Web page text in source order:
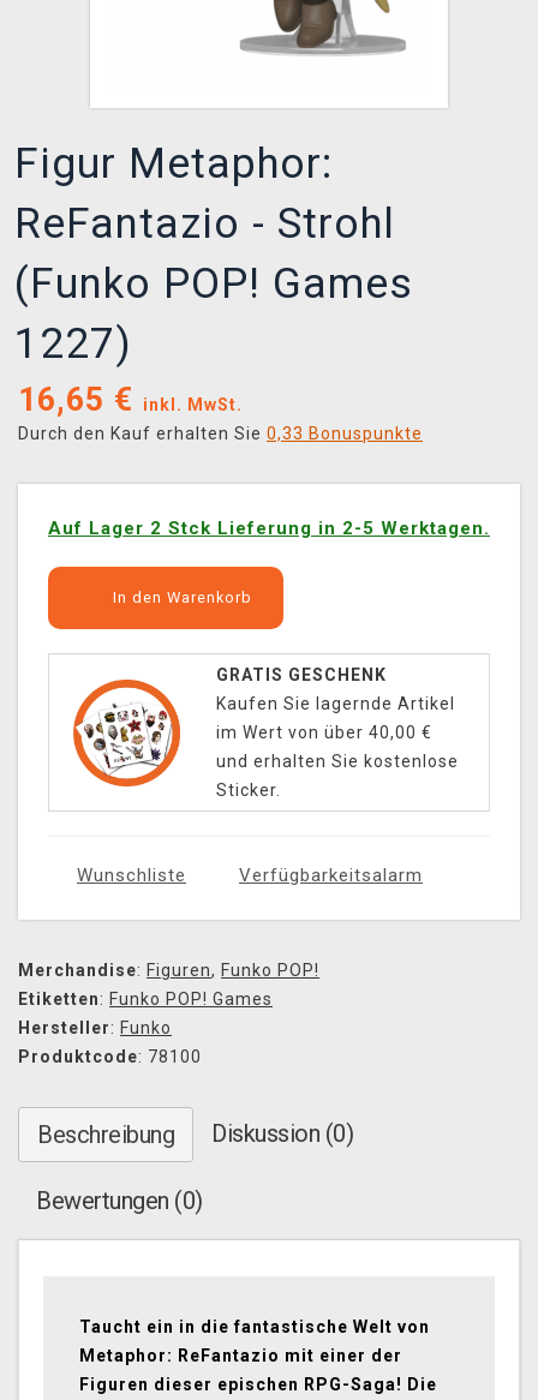
Figur Metaphor:
ReFantazio - Strohl
(Funko POP! Games
1227)
16,65 €
inkl. MwSt.
Durch den Kauf erhalten Sie 0,33 Bonuspunkte
Auf Lager 2 Stck Lieferung in 2-5 Werktagen.
In den Warenkorb
GRATIS GESCHENK
Kaufen Sie lagernde Artikel
im Wert von über 40,00 €
und erhalten Sie kostenlose
Sticker.
Wunschliste Verfügbarkeitsalarm
Merchandise: Figuren, Funko POP!
Etiketten: Funko POP! Games
Hersteller: Funko
Produktcode: 78100
Beschreibung Diskussion (0)
Bewertungen (0)
Taucht ein in die fantastische Welt von
Metaphor: ReFantazio mit einer der
Figuren dieser epischen RPG-Saga! Die